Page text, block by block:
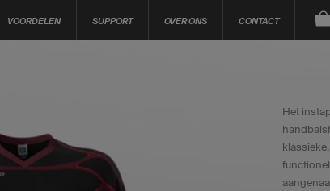
VOORDELEN SUPPORT OVER ONS CONTACT
Het